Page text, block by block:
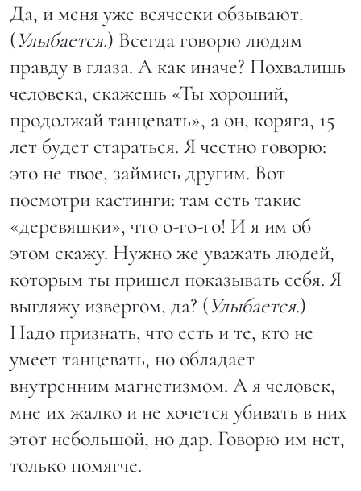
Да, и меня уже всячески обзывают.
(Улыбается.) Всегда говорю людям
правду в глаза. А как иначе? Похвалишь
человека, скажешь «Ты хороший,
продолжай танцевать», а он, коряга, 15
лет будет стараться. Я честно говорю:
это не твое, займись другим. Вот
посмотри кастинги: там есть такие
«деревяшки», что о-го-го! И я им об
этом скажу. Нужно же уважать людей,
которым ты пришел показывать себя. Я
выгляжу извергом, да? (Улыбается.)
Надо признать, что есть и те, кто не
умеет танцевать, но обладает
внутренним магнетизмом. А я человек,
мне их жалко и не хочется убивать в них
этот небольшой, но дар. Говорю им нет,
только помягче.